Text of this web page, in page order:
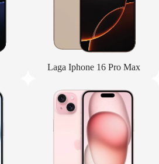
Laga Iphone 16 Pro Max